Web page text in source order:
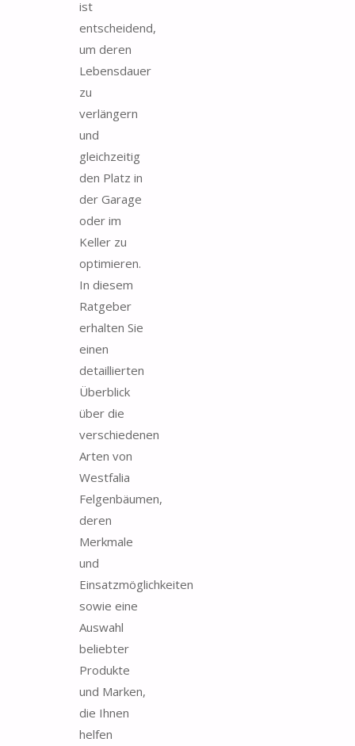
ist
entscheidend,
um deren
Lebensdauer
zu
verlängern
und
gleichzeitig
den Platz in
der Garage
oder im
Keller zu
optimieren.
In diesem
Ratgeber
erhalten Sie
einen
detaillierten
Überblick
über die
verschiedenen
Arten von
Westfalia
Felgenbäumen,
deren
Merkmale
und
Einsatzmöglichkeiten
sowie eine
Auswahl
beliebter
Produkte
und Marken,
die Ihnen
helfen